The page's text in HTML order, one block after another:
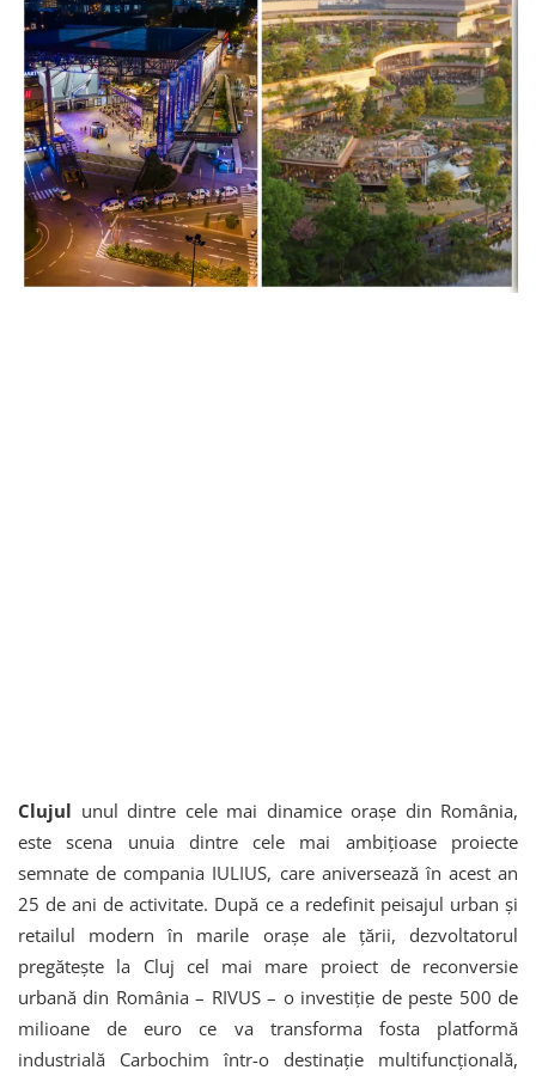
Clujul unul dintre cele mai dinamice orașe din România,
este scena unuia dintre cele mai ambițioase proiecte
semnate de compania IULIUS, care aniversează în acest an
25 de ani de activitate. După ce a redefinit peisajul urban și
retailul modern în marile orașe ale țării, dezvoltatorul
pregătește la Cluj cel mai mare proiect de reconversie
urbană din România – RIVUS – o investiție de peste 500 de
milioane de euro ce va transforma fosta platformă
industrială Carbochim într-o destinație multifuncțională,